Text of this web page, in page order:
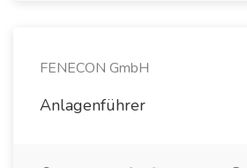
FENECON GmbH
Anlagenführer